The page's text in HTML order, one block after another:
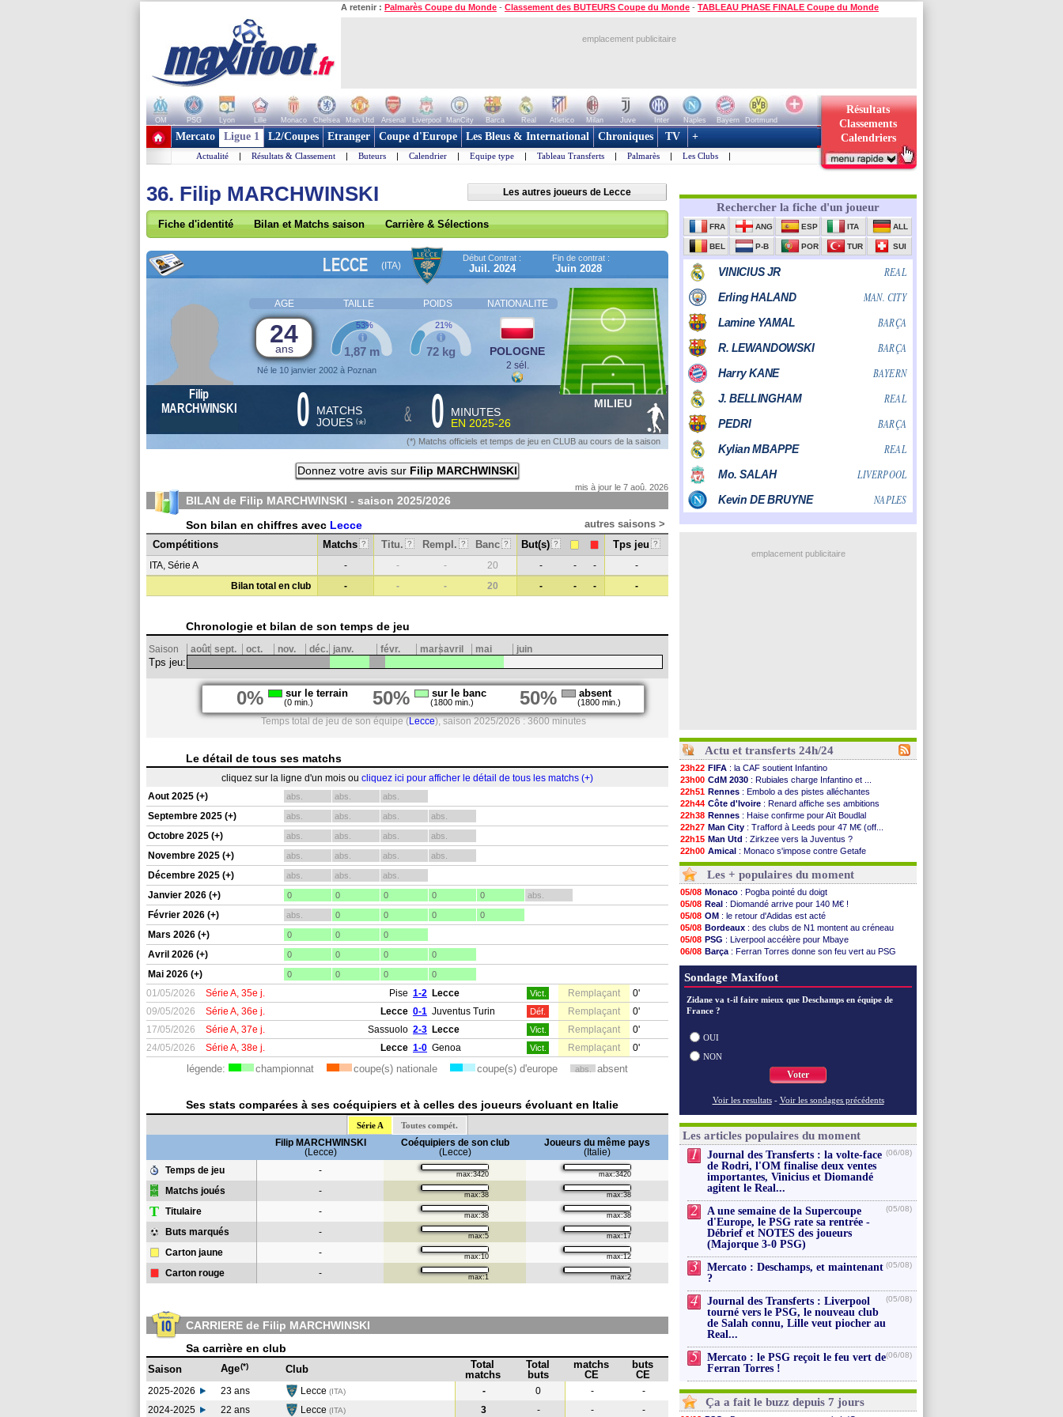
A retenir : Palmarès Coupe du Monde - Classement des BUTEURS Coupe du Monde - TABLEAU PHASE FINALE Coupe du Monde
emplacement publicitaire
OM PSG Lyon Lille Monaco Chelsea Man Utd Arsenal Liverpool ManCity Barca Real Atletico Milan Juve Inter Naples Bayern
Dortmund
+ de clubs
Résultats
Classements
Calendriers
Mercato Ligue 1 L2/Coupes Etranger Coupe d'Europe Les Bleus & International Chroniques TV +
Actualité | Résultats & Classement | Buteurs | Calendrier | Equipe type | Tableau Transferts | Palmarès | Les Clubs |
36. Filip MARCHWINSKI Les autres joueurs de Lecce
Fiche d'identité Bilan et Matchs saison Carrière & Sélections
LECCE (ITA)
Début Contrat :
Juil. 2024
Fin de contrat :
Juin 2028
AGE TAILLE POIDS NATIONALITE
24
ans
Né le 10 janvier 2002 à Poznan
1,87 m
53%
72 kg
21%
POLOGNE
2 sél.
Filip
MARCHWINSKI
0 MATCHS
JOUES (*) & 0
MINUTES
EN 2025-26
MILIEU
(*) Matchs officiels et temps de jeu en CLUB au cours de la saison
Donnez votre avis sur Filip MARCHWINSKI
mis à jour le 7 aoû. 2026
BILAN de Filip MARCHWINSKI - saison 2025/2026
Son bilan en chiffres avec Lecce
autres saisons >
Compétitions
Matchs ? Titu. ? Rempl. ? Banc ? But(s) ? Tps jeu ?
ITA, Série A - - - 20 - - -
-
Bilan total en club
- - - 20 - - - -
Chronologie et bilan de son temps de jeu
Saison août sept. oct. nov. déc. janv. févr. marsavril mai juin
Tps jeu:
0% sur le terrain
(0 min.) 50% sur le banc
(1800 min.) 50% absent
(1800 min.)
Temps total de jeu de son équipe (Lecce), saison 2025/2026 : 3600 minutes
Le détail de tous ses matchs
cliquez sur la ligne d'un mois ou cliquez ici pour afficher le détail de tous les matchs (+)
Aout 2025 (+)
abs. abs. abs.
Septembre 2025 (+) abs. abs. abs. abs.
Octobre 2025 (+) abs. abs. abs. abs.
Novembre 2025 (+) abs. abs. abs. abs.
Décembre 2025 (+) abs. abs. abs.
Janvier 2026 (+) 0 0 0 0 0 abs.
Février 2026 (+) abs. 0 0 0 0
Mars 2026 (+) 0 0 0
Avril 2026 (+) 0 0 0 0
Mai 2026 (+) 0 0 0 0
01/05/2026 Série A, 35e j. Pise 1-2 Lecce Vict. Remplaçant
0'
09/05/2026
Série A, 36e j. Lecce 0-1 Juventus Turin Déf. Remplaçant
0'
17/05/2026
Série A, 37e j. Sassuolo 2-3 Lecce Vict. Remplaçant
0'
24/05/2026
Série A, 38e j. Lecce 1-0 Genoa Vict. Remplaçant 0'
légende: championnat coupe(s) nationale coupe(s) d'europe abs. absent
Ses stats comparées à ses coéquipiers et à celles des joueurs évoluant en Italie
Série A Toutes compét.
Filip MARCHWINSKI
(Lecce)
Coéquipiers de son club
(Lecce)
Joueurs du même pays
(Italie)
Temps de jeu
- max:3420 max:3420
Matchs joués - max:38 max:38
T Titulaire - max:38 max:38
Buts marqués - max:5 max:17
Carton jaune - max:10 max:12
Carton rouge - max:1 max:2
CARRIERE de Filip MARCHWINSKI
Sa carrière en club
Saison Age(*) Club
Total
matchs
Total
buts
matchs
CE
buts
CE
2025-2026 23 ans Lecce (ITA) - 0 -
-
2024-2025
22 ans Lecce (ITA) 3 - -
-
emplacement publicitaire
Actu et transferts 24h/24
23h22 FIFA : la CAF soutient Infantino
23h00 CdM 2030 : Rubiales charge Infantino et ...
22h51 Rennes : Embolo a des pistes alléchantes
22h44 Côte d'Ivoire : Renard affiche ses ambitions
22h38 Rennes : Haise confirme pour Aït Boudlal
22h27 Man City : Trafford à Leeds pour 47 M€ (off...
22h15 Man Utd : Zirkzee vers la Juventus ?
22h00 Amical : Monaco s'impose contre Getafe
21h48 Nantes: Der Zakarian et sa relation avec Kita
21h39
OM: le club prêt à libérer Kondogbia ?
21h26 Monaco: le message touchant d'Akliouche
21h05
FIFA: Tebas en remet une couche
20h47
FIFA : l'UEFA maintient la pression
20h30
PSG: Tebas encense Luis Enrique
20h18
Real: Vinicius jusqu'en 2032 (officiel)
20h04
Lyon: Mangala va rejoindre Getafe
19h47
OM: une offre refusée pour Aguerd
19h14 Troyes: Junior Diaz jusqu'en 2030 (officiel)
18h50 OM : une offre pour Bulka
18h30 PSG
17h58 Arsenal
Les + populaires du moment
05/08 Monaco : Pogba pointé du doigt
05/08 Real : Diomandé arrive pour 140 M€ !
05/08 OM : le retour d'Adidas est acté
05/08 Bordeaux : des clubs de N1 montent au créneau
05/08 PSG : Liverpool accélère pour Mbaye
06/08 Barça : Ferran Torres donne son feu vert au PSG
06/08 Man City: Rodri préfère le Barça au Real !
Sondage Maxifoot
Zidane va t-il faire mieux que Deschamps en équipe de
France ?
OUI
NON
Voter
Voir les resultats - Voir les sondages précédents
Les articles populaires du moment
1
Journal des Transferts : la volte-face
de Rodri, l'OM finalise deux ventes
importantes, Vinicius et Diomandé
agitent le Real...
(06/08)
2
A une semaine de la Supercoupe
d'Europe, le PSG rate sa rentrée -
Débrief et NOTES des joueurs
(Majorque 3-0 PSG)
(05/08)
3
Mercato : Deschamps, et maintenant
?
(05/08)
4
Journal des Transferts : Liverpool
tourné vers le PSG, le nouveau club
de Salah connu, Lille veut piocher au
Real...
(05/08)
5
Mercato : le PSG reçoit le feu vert de
Ferran Torres !
(06/08)
Ça a fait le buzz depuis 7 jours